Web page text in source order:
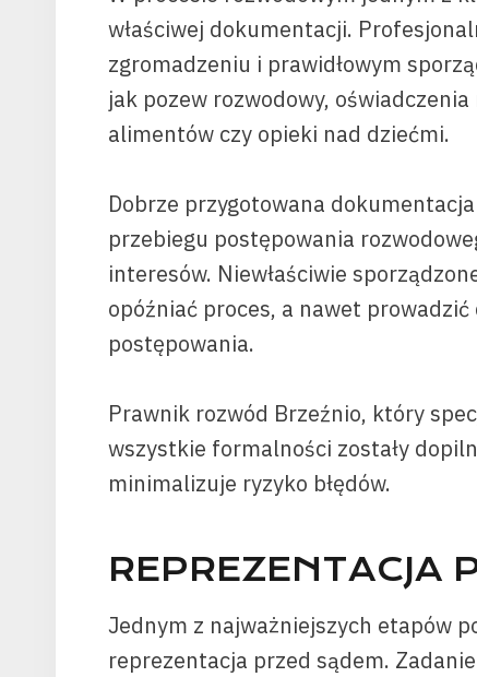
właściwej dokumentacji.
zgromadzeniu i prawidłowym
jak pozew rozwodowy,
alimentów czy opieki nad dziećmi.
Dobrze przygotowana
przebiegu postępowania
interesów. Niewłaściwie
opóźniać proces, a nawet
postępowania.
Prawnik rozwód Brzeźnio, który
wszystkie formalności zostały
minimalizuje ryzyko błędów.
REPREZENTACJA
Jednym z najważniejszych etapów
reprezentacja przed sądem.